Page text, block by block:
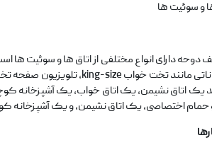
و سوئیت ها
حمام اختصاصی، یک اتاق نشیمن، و یک